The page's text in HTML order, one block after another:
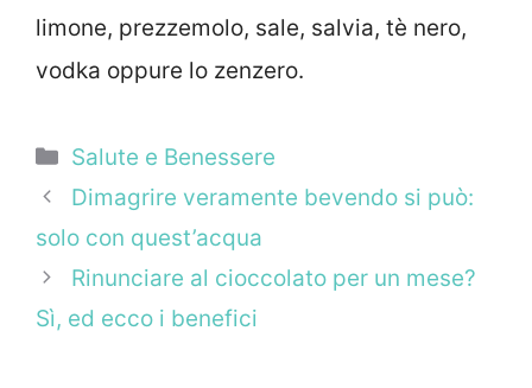
limone, prezzemolo, sale, salvia, tè nero,
vodka oppure lo zenzero.
Categorie
Salute e Benessere
Dimagrire veramente bevendo si può:
solo con quest’acqua
Rinunciare al cioccolato per un mese?
Sì, ed ecco i benefici